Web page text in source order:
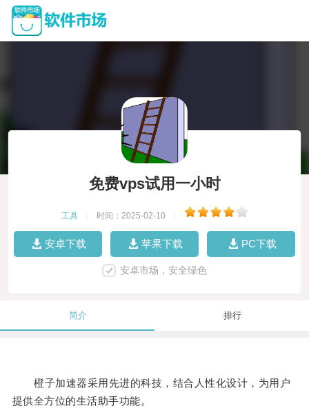
免费vps试用一小时
工具 时间：2025-02-10
安卓下载 苹果下载 PC下载
安卓市场，安全绿色
简介 排行
橙子加速器采用先进的科技，结合人性化设计，为用户
提供全方位的生活助手功能。